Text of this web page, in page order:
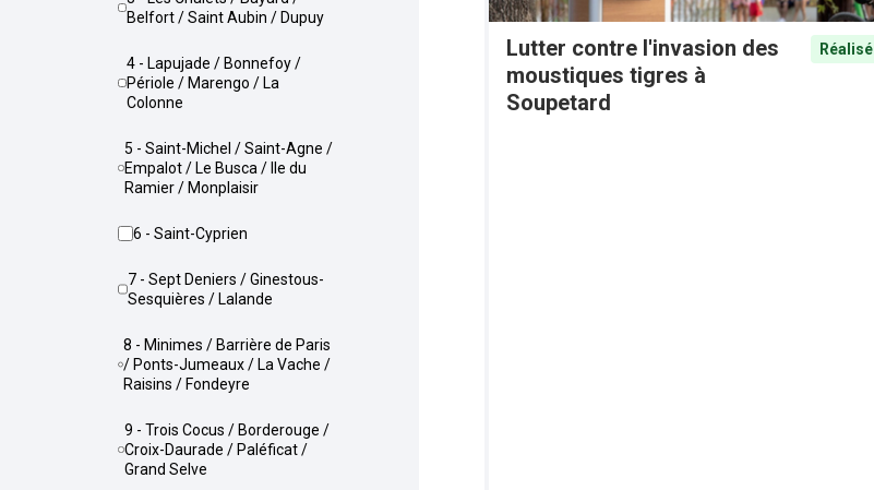
Belfort / Saint Aubin / Dupuy
4 - Lapujade / Bonnefoy /
Périole / Marengo / La
Colonne
5 - Saint-Michel / Saint-Agne /
Empalot / Le Busca / Ile du
Ramier / Monplaisir
6 - Saint-Cyprien
7 - Sept Deniers / Ginestous-
Sesquières / Lalande
8 - Minimes / Barrière de Paris
/ Ponts-Jumeaux / La Vache /
Raisins / Fondeyre
9 - Trois Cocus / Borderouge /
Croix-Daurade / Paléficat /
Grand Selve
Lutter contre l'invasion des
moustiques tigres à
Soupetard
Réalisé